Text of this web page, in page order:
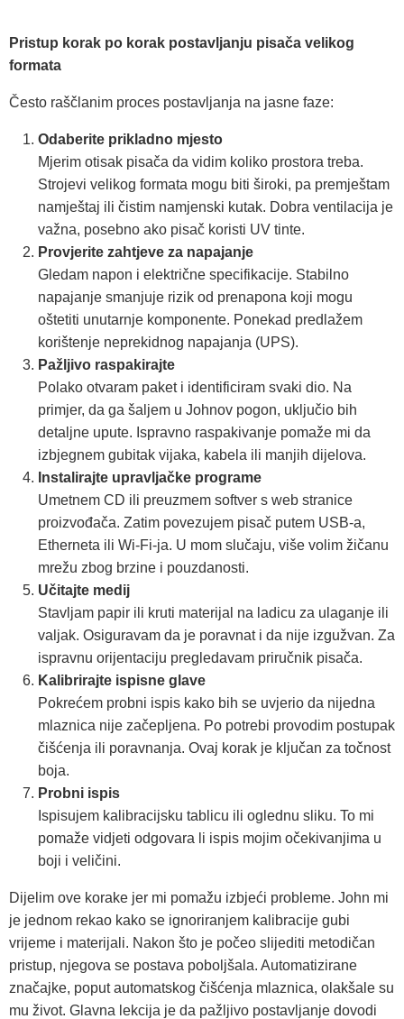
Pristup korak po korak postavljanju pisača velikog
formata
Često raščlanim proces postavljanja na jasne faze:
Odaberite prikladno mjesto
Mjerim otisak pisača da vidim koliko prostora treba.
Strojevi velikog formata mogu biti široki, pa premještam
namještaj ili čistim namjenski kutak. Dobra ventilacija je
važna, posebno ako pisač koristi UV tinte.
Provjerite zahtjeve za napajanje
Gledam napon i električne specifikacije. Stabilno
napajanje smanjuje rizik od prenapona koji mogu
oštetiti unutarnje komponente. Ponekad predlažem
korištenje neprekidnog napajanja (UPS).
Pažljivo raspakirajte
Polako otvaram paket i identificiram svaki dio. Na
primjer, da ga šaljem u Johnov pogon, uključio bih
detaljne upute. Ispravno raspakivanje pomaže mi da
izbjegnem gubitak vijaka, kabela ili manjih dijelova.
Instalirajte upravljačke programe
Umetnem CD ili preuzmem softver s web stranice
proizvođača. Zatim povezujem pisač putem USB-a,
Etherneta ili Wi-Fi-ja. U mom slučaju, više volim žičanu
mrežu zbog brzine i pouzdanosti.
Učitajte medij
Stavljam papir ili kruti materijal na ladicu za ulaganje ili
valjak. Osiguravam da je poravnat i da nije izgužvan. Za
ispravnu orijentaciju pregledavam priručnik pisača.
Kalibrirajte ispisne glave
Pokrećem probni ispis kako bih se uvjerio da nijedna
mlaznica nije začepljena. Po potrebi provodim postupak
čišćenja ili poravnanja. Ovaj korak je ključan za točnost
boja.
Probni ispis
Ispisujem kalibracijsku tablicu ili oglednu sliku. To mi
pomaže vidjeti odgovara li ispis mojim očekivanjima u
boji i veličini.
Dijelim ove korake jer mi pomažu izbjeći probleme. John mi
je jednom rekao kako se ignoriranjem kalibracije gubi
vrijeme i materijali. Nakon što je počeo slijediti metodičan
pristup, njegova se postava poboljšala. Automatizirane
značajke, poput automatskog čišćenja mlaznica, olakšale su
mu život. Glavna lekcija je da pažljivo postavljanje dovodi